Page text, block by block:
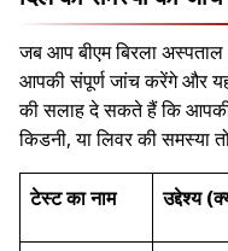
जब आप बीएम बिरला
आपकी संपूर्ण जांच करेंगे और यह
की सलाह दे सकते हैं कि आपकी
किडनी, या लिवर की समस्या
टेस्ट का नाम उद्देश्य